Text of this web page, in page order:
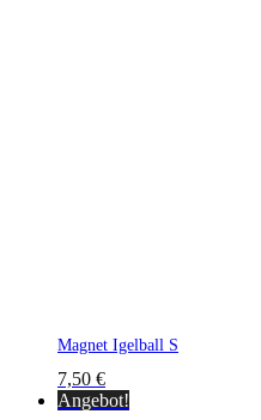
Magnet Igelball S
7,50 €
Angebot!